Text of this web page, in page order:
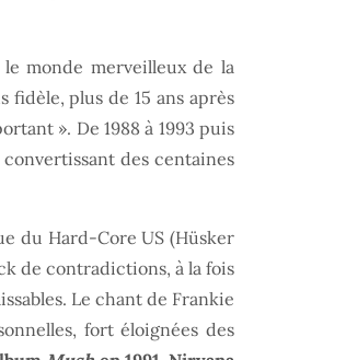
monde merveilleux de la
plus de 15 ans après
». De 1988 à 1993 puis
des centaines
du Hard-Core US (Hüsker
de contradictions, à la fois
Le chant de Frankie
fort éloignées des